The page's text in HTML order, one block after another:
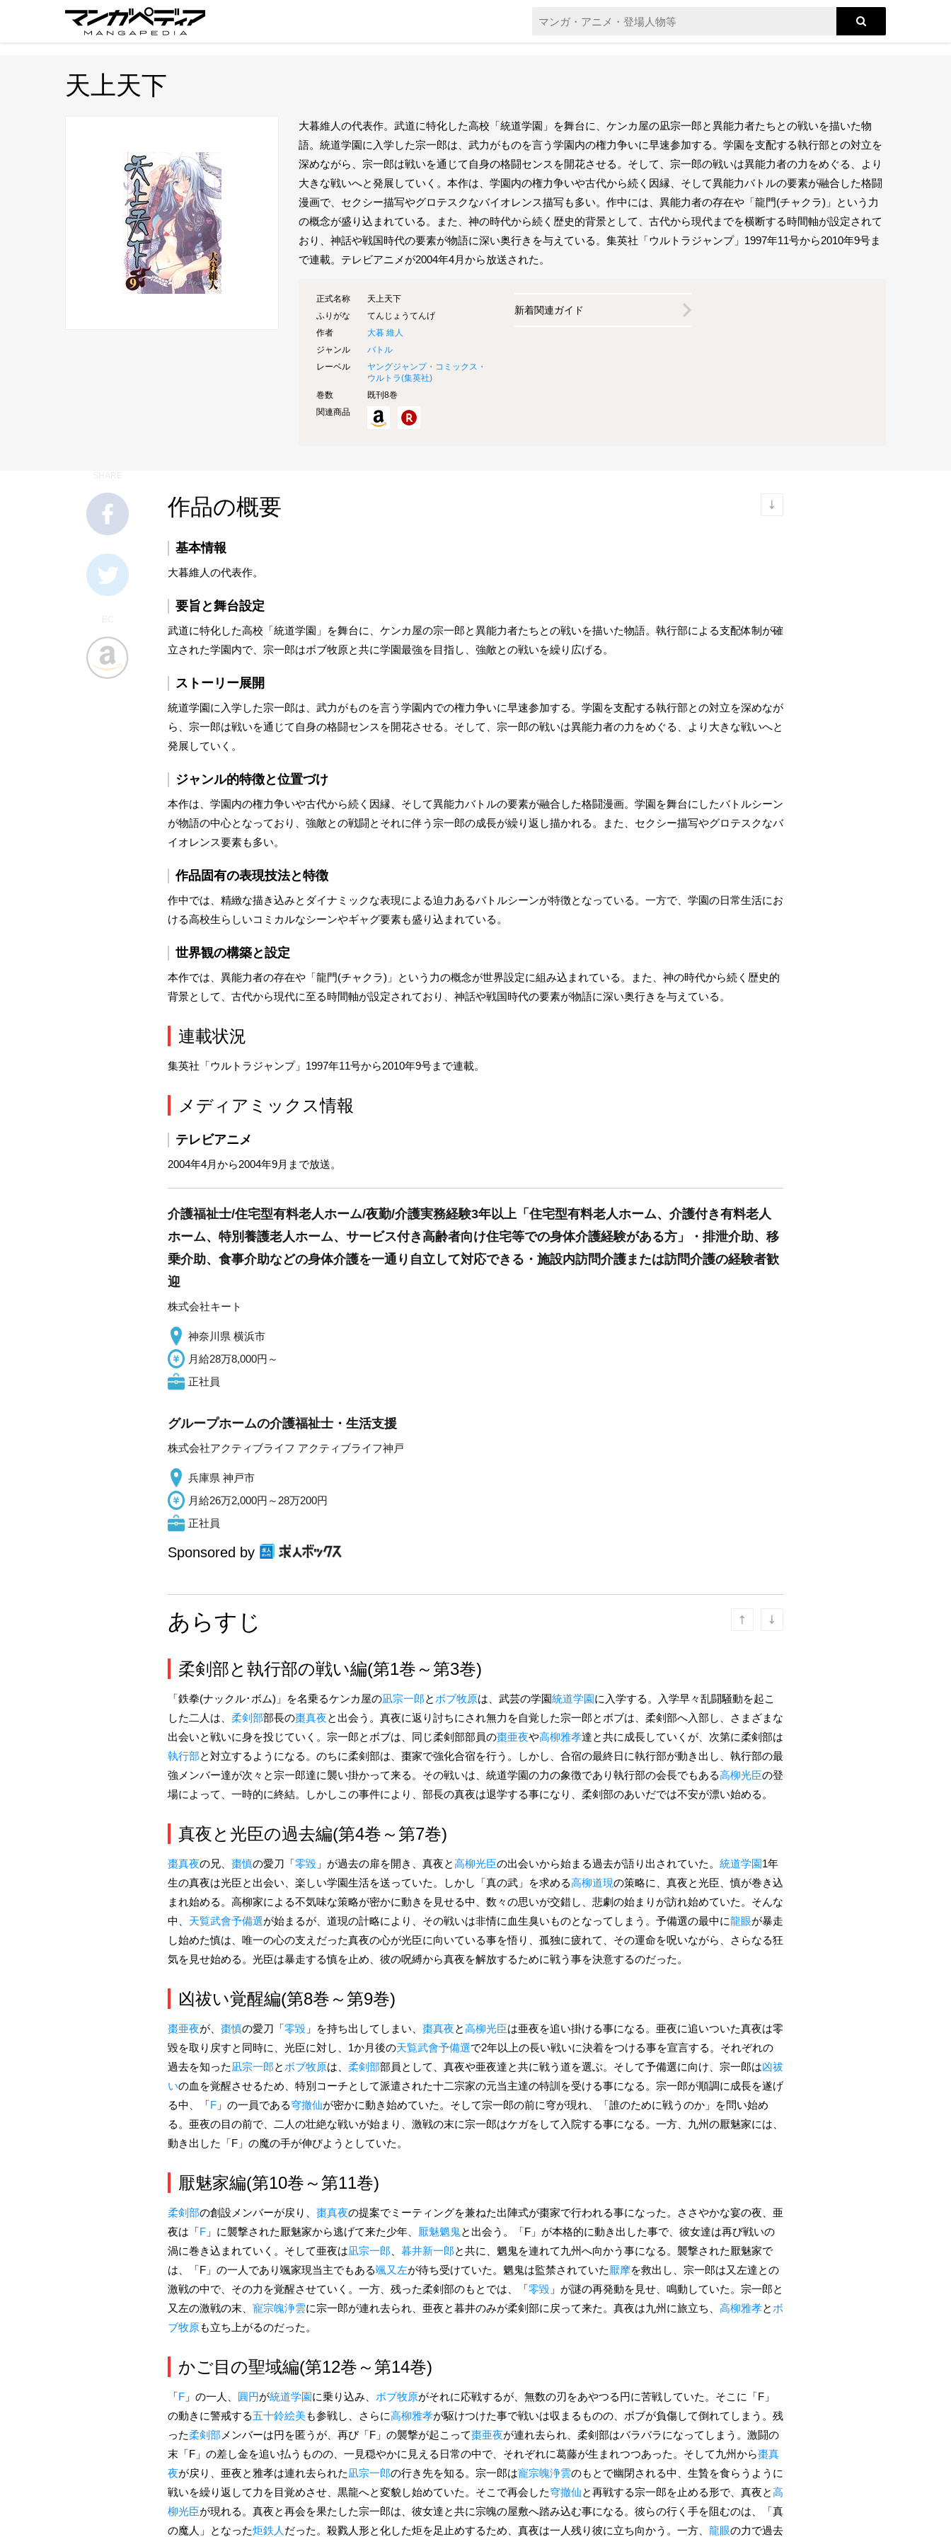
天上天下
大暮維人の代表作。武道に特化した高校「統道学園」を舞台に、ケンカ屋の凪宗一郎と異能力者たちとの戦いを描いた物
語。統道学園に入学した宗一郎は、武力がものを言う学園内の権力争いに早速参加する。学園を支配する執行部との対立を
深めながら、宗一郎は戦いを通じて自身の格闘センスを開花させる。そして、宗一郎の戦いは異能力者の力をめぐる、より
大きな戦いへと発展していく。本作は、学園内の権力争いや古代から続く因縁、そして異能力バトルの要素が融合した格闘
漫画で、セクシー描写やグロテスクなバイオレンス描写も多い。作中には、異能力者の存在や「龍門(チャクラ)」という力
の概念が盛り込まれている。また、神の時代から続く歴史的背景として、古代から現代までを横断する時間軸が設定されて
おり、神話や戦国時代の要素が物語に深い奥行きを与えている。集英社「ウルトラジャンプ」1997年11号から2010年9号ま
で連載。テレビアニメが2004年4月から放送された。
正式名称
天上天下
ふりがな
てんじょうてんげ
作者
大暮 維人
ジャンル
バトル
レーベル
ヤングジャンプ・コミックス・
ウルトラ(集英社)
巻数
既刊8巻
関連商品
新着関連ガイド
作品の概要
基本情報
大暮維人の代表作。
要旨と舞台設定
武道に特化した高校「統道学園」を舞台に、ケンカ屋の宗一郎と異能力者たちとの戦いを描いた物語。執行部による支配体制が確
立された学園内で、宗一郎はボブ牧原と共に学園最強を目指し、強敵との戦いを繰り広げる。
ストーリー展開
統道学園に入学した宗一郎は、武力がものを言う学園内での権力争いに早速参加する。学園を支配する執行部との対立を深めなが
ら、宗一郎は戦いを通じて自身の格闘センスを開花させる。そして、宗一郎の戦いは異能力者の力をめぐる、より大きな戦いへと
発展していく。
ジャンル的特徴と位置づけ
本作は、学園内の権力争いや古代から続く因縁、そして異能力バトルの要素が融合した格闘漫画。学園を舞台にしたバトルシーン
が物語の中心となっており、強敵との戦闘とそれに伴う宗一郎の成長が繰り返し描かれる。また、セクシー描写やグロテスクなバ
イオレンス要素も多い。
作品固有の表現技法と特徴
作中では、精緻な描き込みとダイナミックな表現による迫力あるバトルシーンが特徴となっている。一方で、学園の日常生活にお
ける高校生らしいコミカルなシーンやギャグ要素も盛り込まれている。
世界観の構築と設定
本作では、異能力者の存在や「龍門(チャクラ)」という力の概念が世界設定に組み込まれている。また、神の時代から続く歴史的
背景として、古代から現代に至る時間軸が設定されており、神話や戦国時代の要素が物語に深い奥行きを与えている。
連載状況
集英社「ウルトラジャンプ」1997年11号から2010年9号まで連載。
メディアミックス情報
テレビアニメ
2004年4月から2004年9月まで放送。
介護福祉士/住宅型有料老人ホーム/夜勤/介護実務経験3年以上「住宅型有料老人ホーム、介護付き有料老人
ホーム、特別養護老人ホーム、サービス付き高齢者向け住宅等での身体介護経験がある方」・排泄介助、移
乗介助、食事介助などの身体介護を一通り自立して対応できる・施設内訪問介護または訪問介護の経験者歓
迎
株式会社キート
神奈川県 横浜市
月給28万8,000円～
正社員
グループホームの介護福祉士・生活支援
株式会社アクティブライフ アクティブライフ神戸
兵庫県 神戸市
月給26万2,000円～28万200円
正社員
Sponsored by
あらすじ
柔剣部と執行部の戦い編(第1巻～第3巻)
「鉄拳(ナックル･ボム)」を名乗るケンカ屋の凪宗一郎と ボブ牧原は、武芸の学園統道学園に入学する。入学早々乱闘騒動を起こ
した二人は、 柔剣部部長の棗真夜と出会う。真夜に返り討ちにされ無力を自覚した宗一郎とボブは、柔剣部へ入部し、さまざまな
出会いと戦いに身を投じていく。宗一郎とボブは、同じ柔剣部部員の棗亜夜や高柳雅孝達と共に成長していくが、次第に柔剣部は
執行部と対立するようになる。のちに柔剣部は、棗家で強化合宿を行う。しかし、合宿の最終日に執行部が動き出し、執行部の最
強メンバー達が次々と宗一郎達に襲い掛かって来る。その戦いは、統道学園の力の象徴であり執行部の会長でもある高柳光臣の登
場によって、一時的に終結。しかしこの事件により、部長の真夜は退学する事になり、柔剣部のあいだでは不安が漂い始める。
真夜と光臣の過去編(第4巻～第7巻)
棗真夜の兄、 棗慎の愛刀「零毀 」が過去の扉を開き、真夜と高柳光臣の出会いから始まる過去が語り出されていた。 統道学園1年
生の真夜は光臣と出会い、楽しい学園生活を送っていた。しかし「真の武」を求める高柳道現の策略に、真夜と光臣、慎が巻き込
まれ始める。高柳家による不気味な策略が密かに動きを見せる中、数々の思いが交錯し、悲劇の始まりが訪れ始めていた。そんな
中、 天覧武會予備選が始まるが、道現の計略により、その戦いは非情に血生臭いものとなってしまう。予備選の最中に龍眼が暴走
し始めた慎は、唯一の心の支えだった真夜の心が光臣に向いている事を悟り、孤独に疲れて、その運命を呪いながら、さらなる狂
気を見せ始める。光臣は暴走する慎を止め、彼の呪縛から真夜を解放するために戦う事を決意するのだった。
凶祓い覚醒編(第8巻～第9巻)
棗亜夜が、 棗慎の愛刀「零毀 」を持ち出してしまい、 棗真夜と高柳光臣は亜夜を追い掛ける事になる。亜夜に追いついた真夜は零
毀を取り戻すと同時に、光臣に対し、1か月後の天覧武會予備選で2年以上の長い戦いに決着をつける事を宣言する。それぞれの
過去を知った 凪宗一郎と ボブ牧原は、 柔剣部部員として、真夜や亜夜達と共に戦う道を選ぶ。そして予備選に向け、宗一郎は凶祓
いの血を覚醒させるため、特別コーチとして派遣された十二宗家の元当主達の特訓を受ける事になる。宗一郎が順調に成長を遂げ
る中、「F 」の一員である穹撤仙が密かに動き始めていた。そして宗一郎の前に穹が現れ、「誰のために戦うのか」を問い始め
る。亜夜の目の前で、二人の壮絶な戦いが始まり、激戦の末に宗一郎はケガをして入院する事になる。一方、九州の厭魅家には、
動き出した「F」の魔の手が伸びようとしていた。
厭魅家編(第10巻～第11巻)
柔剣部の創設メンバーが戻り、 棗真夜の提案でミーティングを兼ねた出陣式が棗家で行われる事になった。ささやかな宴の夜、亜
夜は「F 」に襲撃された厭魅家から逃げて来た少年、 厭魅魍鬼と出会う。「F」が本格的に動き出した事で、彼女達は再び戦いの
渦に巻き込まれていく。そして亜夜は凪宗一郎 暮井新一郎と共に、魍鬼を連れて九州へ向かう事になる。襲撃された厭魅家で
は、「F」の一人であり颯家現当主でもある颯又左が待ち受けていた。魍鬼は監禁されていた厭摩を救出し、宗一郎は又左達との
激戦の中で、その力を覚醒させていく。一方、残った柔剣部のもとでは、「零毀 」が謎の再発動を見せ、鳴動していた。宗一郎と
又左の激戦の末、 寵宗魄浄雲に宗一郎が連れ去られ、亜夜と暮井のみが柔剣部に戻って来た。真夜は九州に旅立ち、 高柳雅孝と ボ
ブ牧原も立ち上がるのだった。
かご目の聖域編(第12巻～第14巻)
「F 」の一人、 圓円が統道学園に乗り込み、 ボブ牧原がそれに応戦するが、無数の刃をあやつる円に苦戦していた。そこに「F」
の動きに警戒する五十鈴絵美も参戦し、さらに高柳雅孝が駆けつけた事で戦いは収まるものの、ボブが負傷して倒れてしまう。残
った柔剣部 メンバーは円を匿うが、再び「F」の襲撃が起こって棗亜夜が連れ去られ、柔剣部はバラバラになってしまう。激闘の
末「F」の差し金を追い払うものの、一見穏やかに見える日常の中で、それぞれに葛藤が生まれつつあった。そして九州から棗真
夜が戻り、亜夜と雅孝は連れ去られた 凪宗一郎の行き先を知る。宗一郎は寵宗魄浄雲のもとで幽閉される中、生贄を食らうように
戦いを繰り返して力を目覚めさせ、黒龍へと変貌し始めていた。そこで再会した穹撤仙と再戦する宗一郎を止める形で、真夜と高
柳光臣が現れる。真夜と再会を果たした宗一郎は、彼女達と共に宗魄の屋敷へ踏み込む事になる。彼らの行く手を阻むのは、「真
の魔人」となった炬鉄人 だった。殺戮人形と化した炬を足止めするため、真夜は一人残り彼に立ち向かう。一方、 龍眼の力で過去